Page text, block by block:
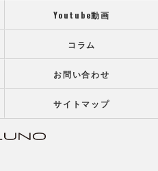
Youtube動画
コラム
お問い合わせ
サイトマップ